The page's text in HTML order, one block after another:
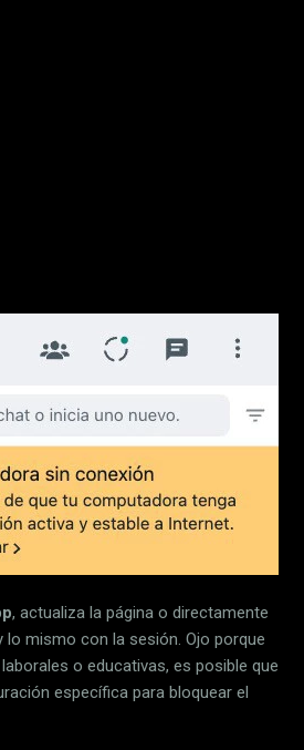
, actualiza la página o directamente
lo mismo con la sesión. Ojo porque
o educativas, es posible que
específica para bloquear el